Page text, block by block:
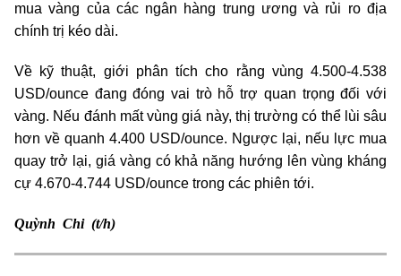
mua vàng của các ngân hàng trung ương và rủi ro địa
chính trị kéo dài.
Về kỹ thuật, giới phân tích cho rằng vùng 4.500-4.538
USD/ounce đang đóng vai trò hỗ trợ quan trọng đối với
vàng. Nếu đánh mất vùng giá này, thị trường có thể lùi sâu
hơn về quanh 4.400 USD/ounce. Ngược lại, nếu lực mua
quay trở lại, giá vàng có khả năng hướng lên vùng kháng
cự 4.670-4.744 USD/ounce trong các phiên tới.
Quỳnh Chi (t/h)